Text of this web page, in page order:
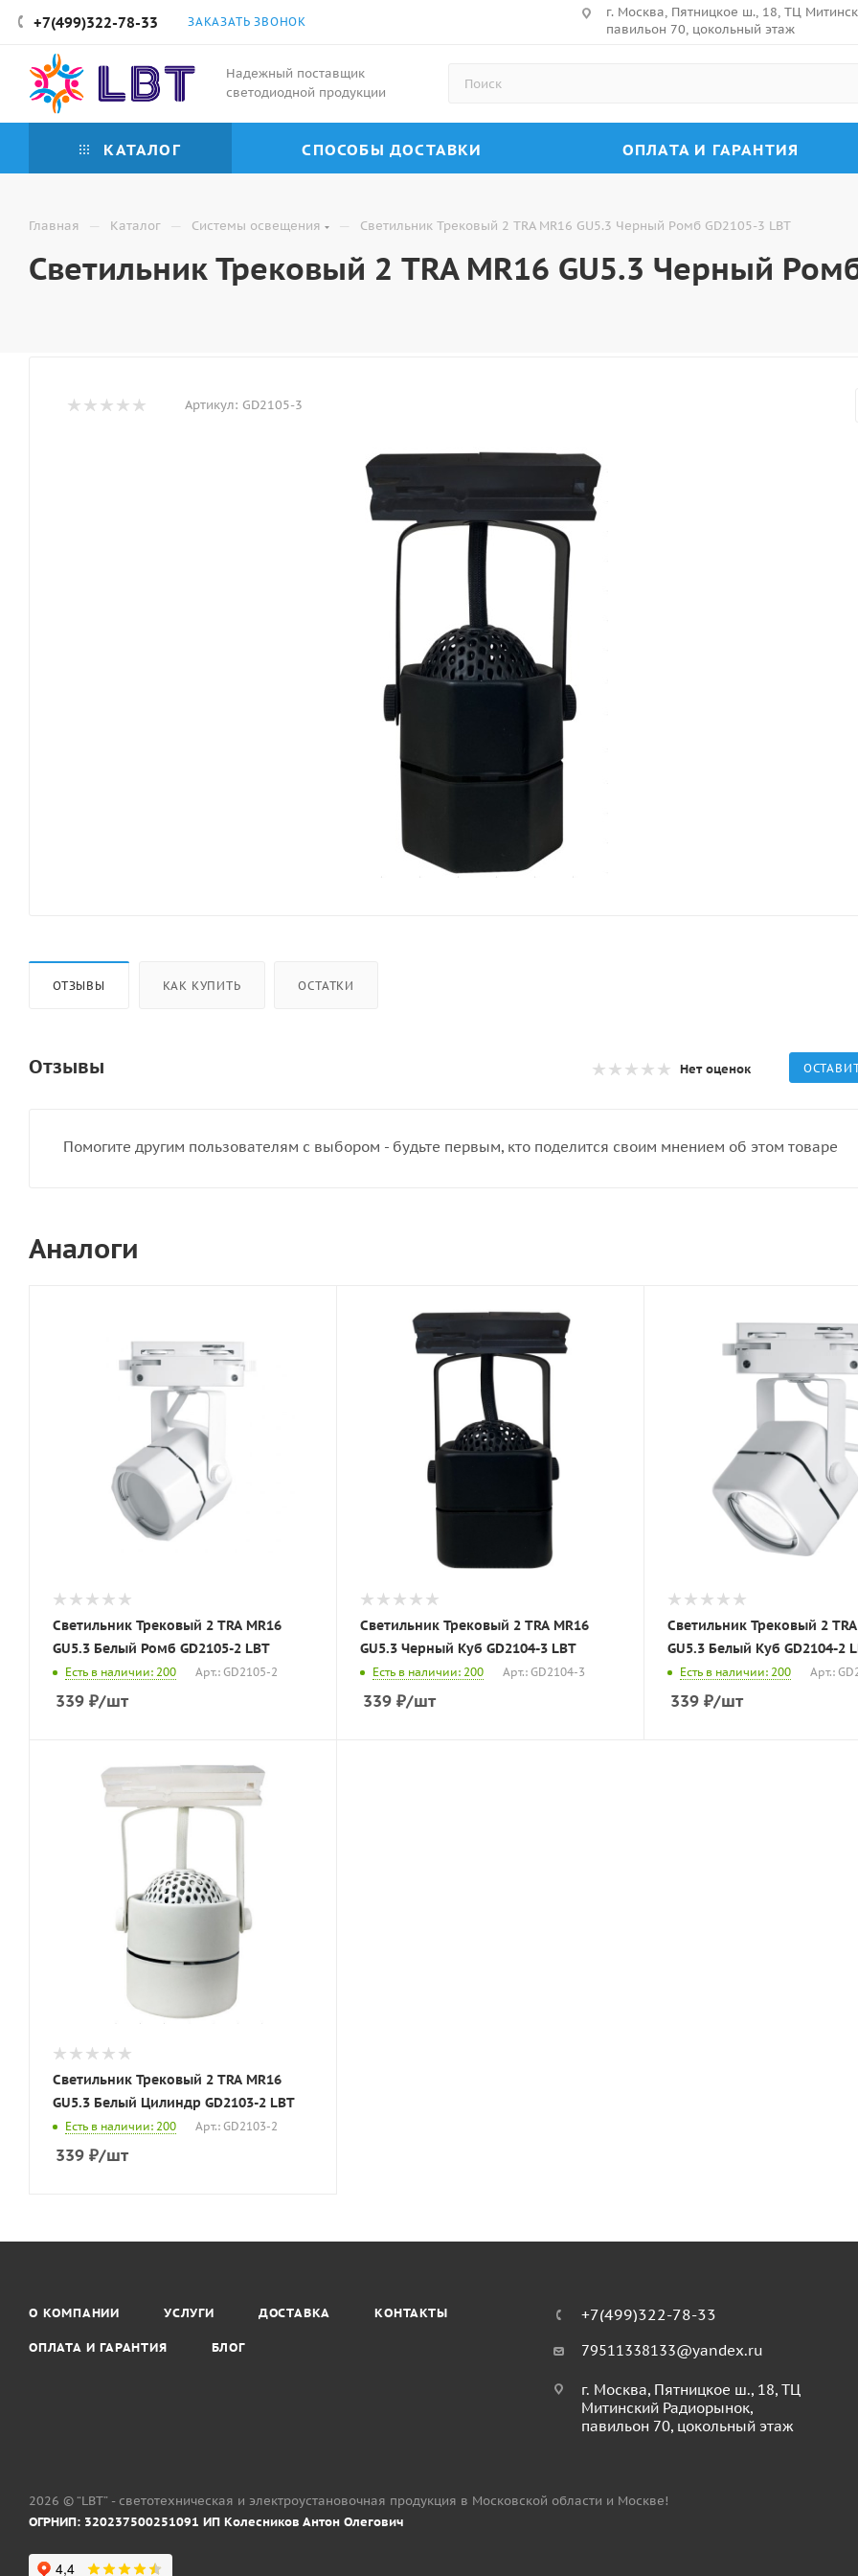
+7(499)322-78-33 ЗАКАЗАТЬ ЗВОНОК
г. Москва, Пятницкое ш., 18, ТЦ
павильон 70, цокольный этаж
Надежный поставщик
светодиодной продукции
КАТАЛОГ СПОСОБЫ ДОСТАВКИ ОПЛАТА И ГАРАНТИЯ
Главная — Каталог — Системы освещения — Светильник Трековый 2 TRA MR16 GU5.3 Черный Ромб GD2105-3 LBT
Светильник Трековый 2 TRA MR16 GU5.3 Черный
Артикул: GD2105-3
ОТЗЫВЫ КАК КУПИТЬ ОСТАТКИ
Отзывы Нет оценок
Помогите другим пользователям с выбором - будьте первым, кто поделится своим мнением об этом товаре
Аналоги
Светильник Трековый 2 TRA MR16
GU5.3 Белый Ромб GD2105-2 LBT
Есть в наличии: 200 Арт.: GD2105-2
339 ₽/шт
Светильник Трековый 2 TRA MR16
GU5.3 Черный Куб GD2104-3 LBT
Есть в наличии: 200 Арт.: GD2104-3
339 ₽/шт
Светильник Трековый 2
GU5.3 Белый Куб GD2104-2
Есть в наличии: 200 Арт.:
339 ₽/шт
Светильник Трековый 2 TRA MR16
GU5.3 Белый Цилиндр GD2103-2 LBT
Есть в наличии: 200 Арт.: GD2103-2
339 ₽/шт
О КОМПАНИИ УСЛУГИ ДОСТАВКА КОНТАКТЫ
ОПЛАТА И ГАРАНТИЯ БЛОГ
+7(499)322-78-33
79511338133@yandex.ru
г. Москва, Пятницкое ш., 18, ТЦ
Митинский Радиорынок,
павильон 70, цокольный этаж
2026 © “LBT” - светотехническая и электроустановочная продукция в Московской области и Москве!
ОГРНИП: 320237500251091 ИП Колесников Антон Олегович